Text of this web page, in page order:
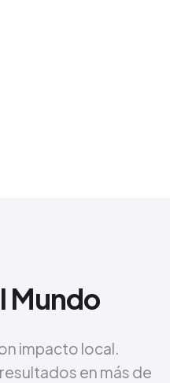
Mundo
impacto local.
en más de